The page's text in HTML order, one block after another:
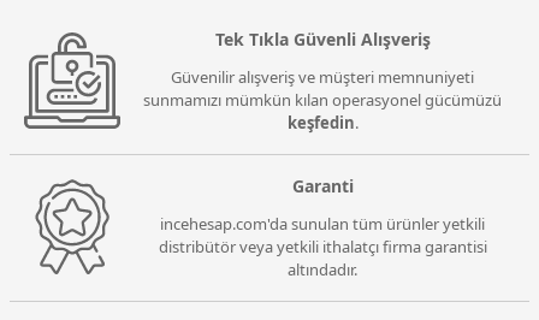
Tek Tıkla Güvenli Alışveriş
Güvenilir alışveriş ve müşteri memnuniyeti
sunmamızı mümkün kılan operasyonel gücümüzü
keşfedin.
Garanti
incehesap.com'da sunulan tüm ürünler yetkili
distribütör veya yetkili ithalatçı firma garantisi
altındadır.